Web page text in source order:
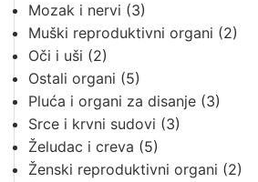
Mozak i nervi (3)
Muški reproduktivni organi (2)
Oči i uši (2)
Ostali organi (5)
Pluća i organi za disanje (3)
Srce i krvni sudovi (3)
Želudac i creva (5)
Ženski reproduktivni organi (2)